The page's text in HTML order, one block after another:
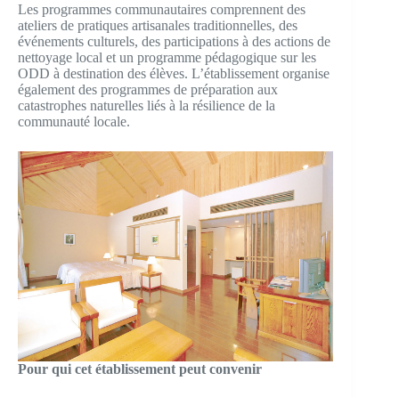
Les programmes communautaires comprennent des
ateliers de pratiques artisanales traditionnelles, des
événements culturels, des participations à des actions de
nettoyage local et un programme pédagogique sur les
ODD à destination des élèves. L’établissement organise
également des programmes de préparation aux
catastrophes naturelles liés à la résilience de la
communauté locale.
Pour qui cet établissement peut convenir